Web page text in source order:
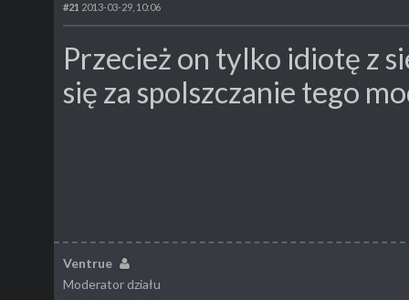
#21 2013-03-29, 10:06
Przecież on tylko idiotę z
się za spolszczanie tego
Ventrue
Moderator działu